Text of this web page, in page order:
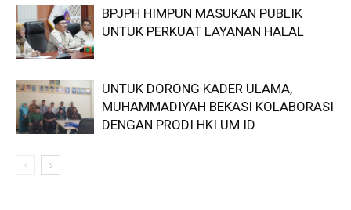
BPJPH HIMPUN MASUKAN PUBLIK
UNTUK PERKUAT LAYANAN HALAL
UNTUK DORONG KADER ULAMA,
MUHAMMADIYAH BEKASI KOLABORASI
DENGAN PRODI HKI UM.ID